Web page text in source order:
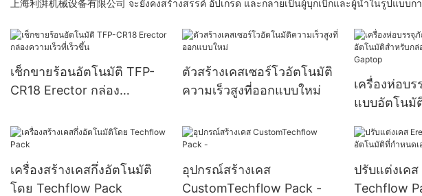
上海利湃机械设备有限公司 จะยังคงสร้างสรรค์ อัปเกรด และกลายเป็นผู้บุกเบิกและผู้นำในรูปแบ
เช็กขายร้อนอัตโนมัติ TFP-
CR18 Erector กล่อง
ตัวสร้างเคสเซอร์โวอัตโนมัติ
ความเร็วสูงที่ออกแบบใหม่
เครื่องห่อบ
แบบอัตโนมั
Gaptop
เครื่องสร้างเคสกึ่งอัตโนมัติ
โดย Techflow Pack
อุปกรณ์สร้างเคส
CustomTechflow Pack -
ปรับแต่งเค
Techflow